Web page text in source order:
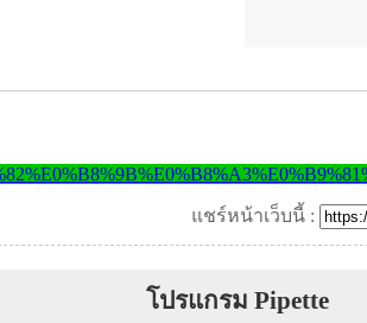
แชร์หน้าเว็บนี้ :
โปรแกรม Pipette